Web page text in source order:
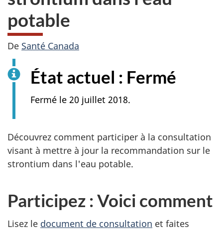
au
web,
potable
De Santé Canada
État actuel : Fermé
Fermé le 20 juillet 2018.
Découvrez comment participer à la consultation
visant à mettre à jour la recommandation sur le
strontium dans l'eau potable.
Participez : Voici comment
Lisez le document de consultation et faites